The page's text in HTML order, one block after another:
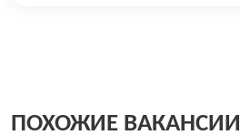
ПОХОЖИЕ ВАКАНСИИ